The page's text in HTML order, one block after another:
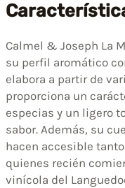
Calmel & Joseph La
su perfil aromático
elabora a partir de
proporciona un
especias y un ligero
sabor. Además, su
hacen accesible
quienes recién
vinícola del